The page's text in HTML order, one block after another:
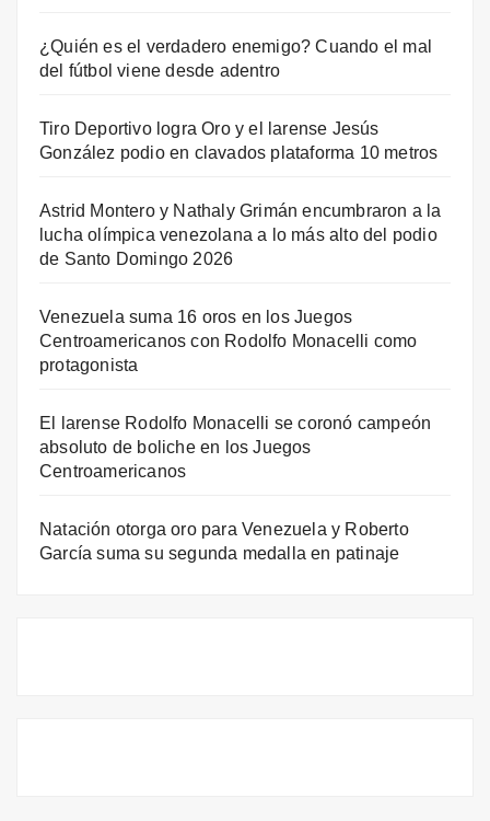
¿Quién es el verdadero enemigo? Cuando el mal
del fútbol viene desde adentro
Tiro Deportivo logra Oro y el larense Jesús
González podio en clavados plataforma 10 metros
Astrid Montero y Nathaly Grimán encumbraron a la
lucha olímpica venezolana a lo más alto del podio
de Santo Domingo 2026
Venezuela suma 16 oros en los Juegos
Centroamericanos con Rodolfo Monacelli como
protagonista
El larense Rodolfo Monacelli se coronó campeón
absoluto de boliche en los Juegos
Centroamericanos
Natación otorga oro para Venezuela y Roberto
García suma su segunda medalla en patinaje